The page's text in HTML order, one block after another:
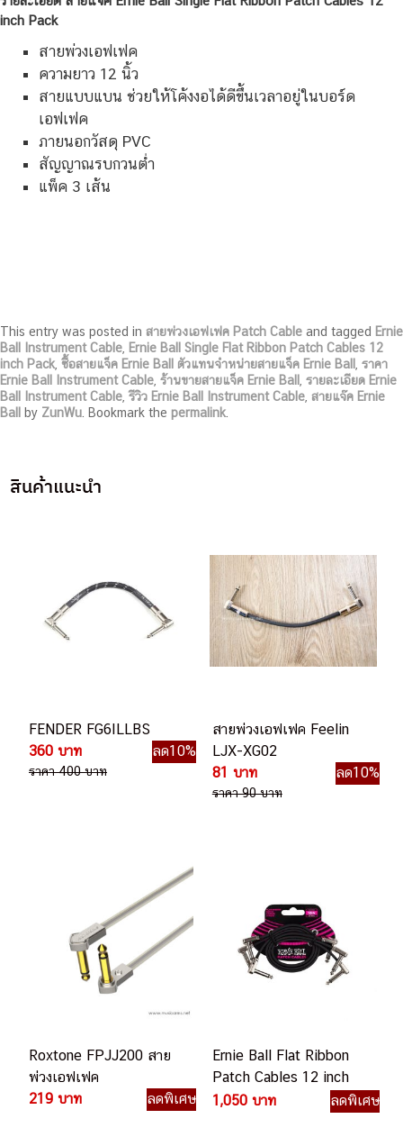
inch Pack
สายพ่วงเอฟเฟค
ความยาว 12 นิ้ว
สายแบบแบน ช่วยให้โค้งงอได้ดีขึ้นเวลาอยู่ในบอร์ด
เอฟเฟค
ภายนอกวัสดุ PVC
สัญญาณรบกวนต่ำ
แพ็ค 3 เส้น
This entry was posted in สายพ่วงเอฟเฟค Patch Cable and tagged Ernie
Ball Instrument Cable Ernie Ball Single Flat Ribbon Patch Cables 12
inch Pack ซื้อสายแจ็ค Ernie Ball ตัวแทนจำหน่ายสายแจ็ค Ernie Ball
ราคา
Ernie Ball Instrument Cable ร้านขายสายแจ็ค Ernie Ball
รายละเอียด Ernie
Ball Instrument Cable ,รีวิว Ernie Ball Instrument Cable สายแจ๊ค Ernie
Ball
by ZunWu . Bookmark the permalink
สินค้าแนะนำ
FENDER FG6ILLBS
360 บาท
ลด10%
ราคา 400 บาท
สายพ่วงเอฟเฟค Feelin
LJX-XG02
81 บาท
ลด10%
ราคา 90 บาท
Roxtone FPJJ200 สาย
พ่วงเอฟเฟค
219 บาท
ลดพิเศษ
Ernie Ball Flat Ribbon
Patch Cables 12 inch
Pack P06222 สายพ่วง
1,050 บาท ลดพิเศษ